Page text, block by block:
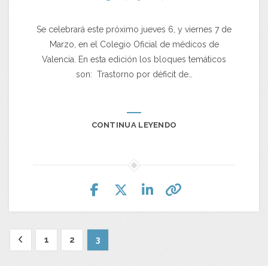
Se celebrará este próximo jueves 6, y viernes 7 de
Marzo, en el Colegio Oficial de médicos de
Valencia. En esta edición los bloques temáticos
son: Trastorno por déficit de…
CONTINUA LEYENDO
1 2 3